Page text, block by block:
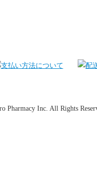
Pharmacy Inc. All Rights